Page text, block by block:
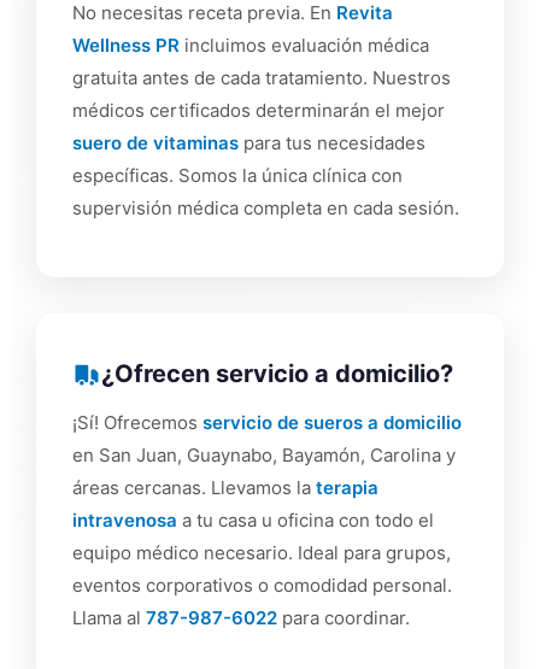
No necesitas receta previa. En Revita
Wellness PR incluimos evaluación médica
gratuita antes de cada tratamiento. Nuestros
médicos certificados determinarán el mejor
suero de vitaminas para tus necesidades
específicas. Somos la única clínica con
supervisión médica completa en cada sesión.
¿Ofrecen servicio a domicilio?
¡Sí! Ofrecemos servicio de sueros a domicilio
en San Juan, Guaynabo, Bayamón, Carolina y
áreas cercanas. Llevamos la terapia
intravenosa a tu casa u oficina con todo el
equipo médico necesario. Ideal para grupos,
eventos corporativos o comodidad personal.
Llama al 787-987-6022 para coordinar.